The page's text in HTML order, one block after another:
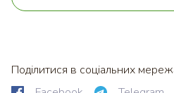
Поділитися в соціальних